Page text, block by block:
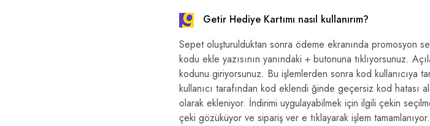
Getir Hediye Kartımı nasıl kullanırım?
Sepet oluşturulduktan sonra ödeme ekranında promosyon
kodu ekle yazısının yanındaki + butonuna tıklıyorsunuz.
kodunu giriyorsunuz. Bu işlemlerden sonra kod kullanıcıya
kullanıcı tarafından kod eklendi ğinde geçersiz kod hatası
olarak ekleniyor. İndirimi uygulayabilmek için ilgili çekin
çeki gözüküyor ve sipariş ver e tıklayarak işlem tamamlanıyor.